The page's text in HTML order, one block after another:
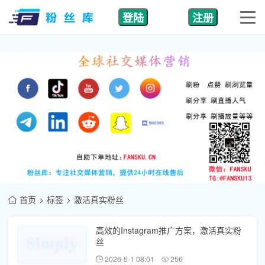
登陆 注册
首页 标签 激活真实粉丝
高效的Instagram推广方案，激活真实粉
丝
2026-5-1 08:01 256